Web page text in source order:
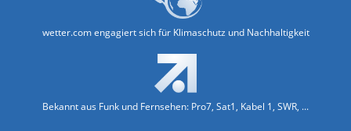
wetter.com engagiert sich für Klimaschutz und Nachhaltigkeit
Bekannt aus Funk und Fernsehen: Pro7, Sat1, Kabel 1, SWR, ...